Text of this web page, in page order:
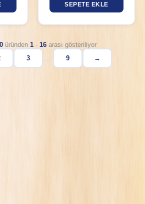
SEPETE EKLE
üründen 1 - 16 arası gösteriliyor
3 9 →